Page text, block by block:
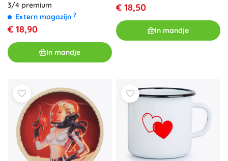
3/4 premium
Extern magazijn ?
€ 18,90
In mandje
€ 18,50
In mandje